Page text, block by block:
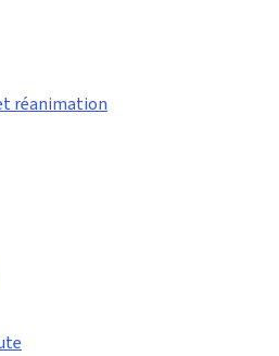
réanimation